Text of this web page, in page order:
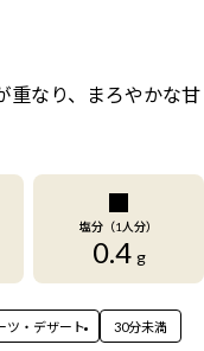
重なり、まろやかな甘
塩分（1人分）
0.4 g
ツ・デザート 30分未満